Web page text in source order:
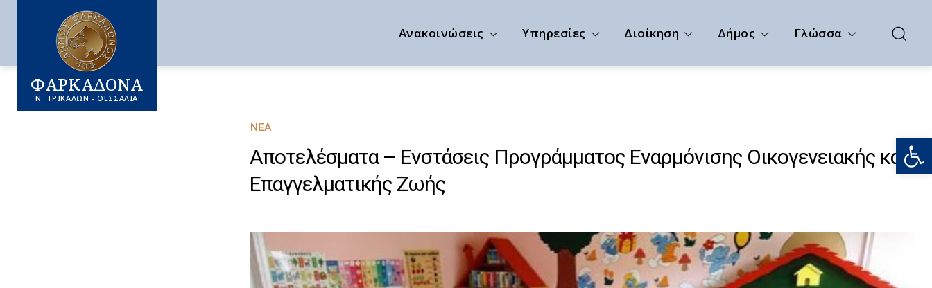
ΦΑΡΚΑΔΟΝΑ
Ν. ΤΡΙΚΑΛΩΝ - ΘΕΣΣΑΛΙΑ
Ανακοινώσεις Υπηρεσίες Διοίκηση Δήμος Γλώσσα
ΝΈΑ
Αποτελέσματα – Ενστάσεις Προγράμματος Εναρμόνισης Οικογενειακής και
Επαγγελματικής Ζωής